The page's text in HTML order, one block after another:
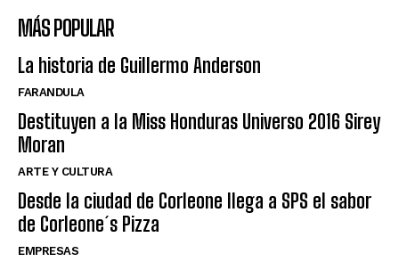
MÁS POPULAR
La historia de Guillermo Anderson
FARANDULA
Destituyen a la Miss Honduras Universo 2016 Sirey
Moran
ARTE Y CULTURA
Desde la ciudad de Corleone llega a SPS el sabor
de Corleone´s Pizza
EMPRESAS